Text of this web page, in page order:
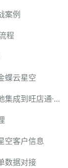
案例
程
蝶云星空
如何用轻易云将金蝶云星空数据安全高效地集成到旺店通·企业奇门
空客户信息
数据对接